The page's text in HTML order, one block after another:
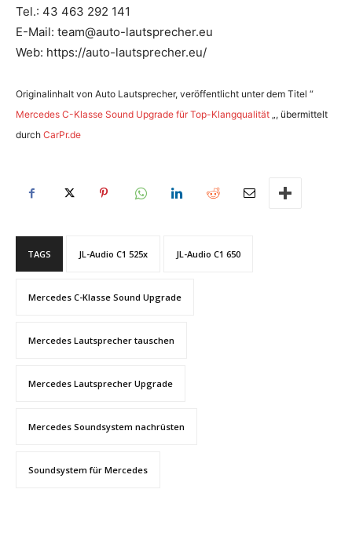
Tel.: 43 463 292 141
E-Mail: team@auto-lautsprecher.eu
Web: https://auto-lautsprecher.eu/
Originalinhalt von Auto Lautsprecher, veröffentlicht unter dem Titel “
Mercedes C-Klasse Sound Upgrade für Top-Klangqualität „, übermittelt
durch CarPr.de
TAGS JL-Audio C1 525x JL-Audio C1 650
Mercedes C-Klasse Sound Upgrade
Mercedes Lautsprecher tauschen
Mercedes Lautsprecher Upgrade
Mercedes Soundsystem nachrüsten
Soundsystem für Mercedes